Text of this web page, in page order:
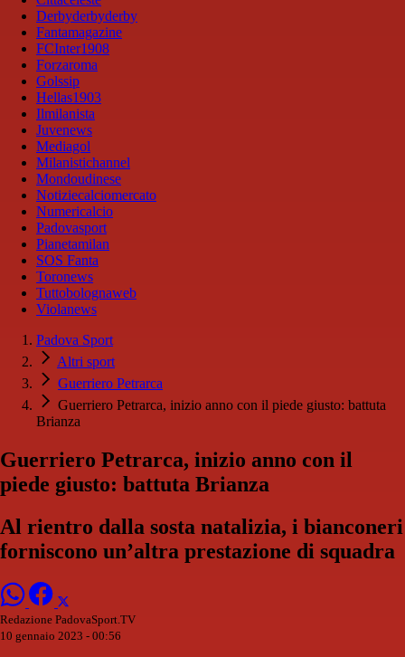
Derbyderbyderby
Fantamagazine
FCInter1908
Forzaroma
Golssip
Hellas1903
Ilmilanista
Juvenews
Mediagol
Milanistichannel
Mondoudinese
Notiziecalciomercato
Numericalcio
Padovasport
Pianetamilan
SOS Fanta
Toronews
Tuttobolognaweb
Violanews
Padova Sport
Altri sport
Guerriero Petrarca
Guerriero Petrarca, inizio anno con il piede giusto: battuta
Brianza
Guerriero Petrarca, inizio anno con il
piede giusto: battuta Brianza
Al rientro dalla sosta natalizia, i bianconeri
forniscono un’altra prestazione di squadra
Redazione PadovaSport.TV
10 gennaio 2023 - 00:56